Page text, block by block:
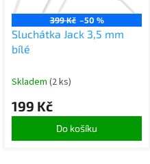
399 Kč –50 %
Sluchátka Jack 3,5 mm
bílé
Skladem (2 ks)
199 Kč
Do košíku